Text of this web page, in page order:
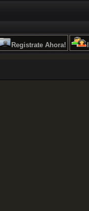
Registrate Ahora!